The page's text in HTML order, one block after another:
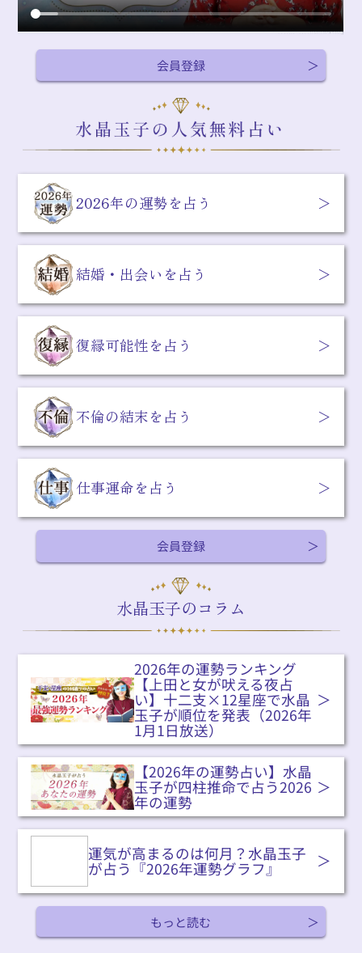
会員登録
2026年の運勢を占う
結婚・出会いを占う
復縁可能性を占う
不倫の結末を占う
仕事運命を占う
会員登録
水晶玉子のコラム
2026年の運勢ランキング
【上田と女が吠える夜占
い】十二支×12星座で水晶
玉子が順位を発表（2026年
1月1日放送）
【2026年の運勢占い】水晶
玉子が四柱推命で占う2026
年の運勢
運気が高まるのは何月？水晶玉子
が占う『2026年運勢グラフ』
もっと読む